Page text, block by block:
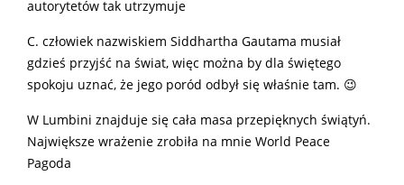
autorytetów tak utrzymuje
C. człowiek nazwiskiem Siddhartha Gautama musiał
gdzieś przyjść na świat, więc można by dla świętego
spokoju uznać, że jego poród odbył się właśnie tam. 😉
W Lumbini znajduje się cała masa przepięknych świątyń.
Największe wrażenie zrobiła na mnie World Peace
Pagoda